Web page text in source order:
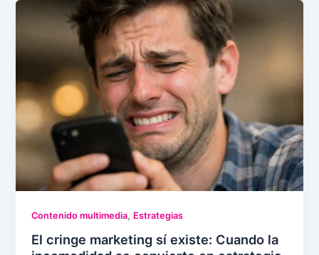
Contenido multimedia, Estrategias
El cringe marketing sí existe: Cuando la